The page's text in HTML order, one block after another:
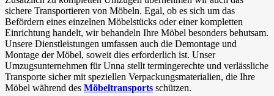
sichere Transportieren von Möbeln. Egal, ob es sich um das
Befördern eines einzelnen Möbelstücks oder einer kompletten
Einrichtung handelt, wir behandeln Ihre Möbel besonders behutsam.
Unsere Dienstleistungen umfassen auch die Demontage und
Montage der Möbel, soweit dies erforderlich ist. Unser
Umzugsunternehmen für Unna stellt termingerechte und verlässliche
Transporte sicher mit speziellen Verpackungsmaterialien, die Ihre
Möbel während des Möbeltransports schützen.